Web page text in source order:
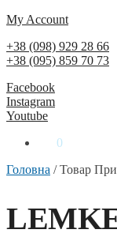
My Account
+38 (098) 929 28 66
+38 (095) 859 70 73
Facebook
Instagram
Youtube
0
Головна /Товар